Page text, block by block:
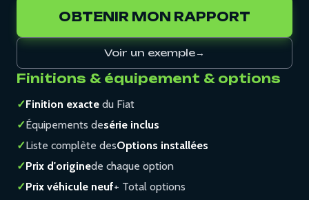
OBTENIR MON RAPPORT
Voir un exemple→
Finitions & équipement & options
✓Finition exacte du Fiat
✓Équipements desérie inclus
✓Liste complète desOptions installées
✓Prix d'originede chaque option
✓Prix véhicule neuf+ Total options